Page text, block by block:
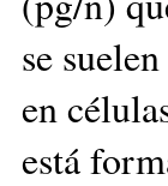
se
en
está